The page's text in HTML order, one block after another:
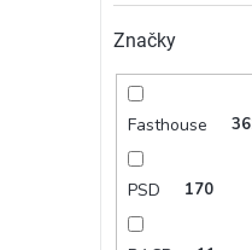
Značky
Fasthouse
PSD 170